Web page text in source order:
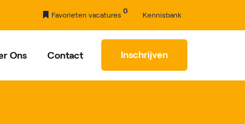
Favorieten vacatures
0
Kennisbank
Ons Contact Inschrijven